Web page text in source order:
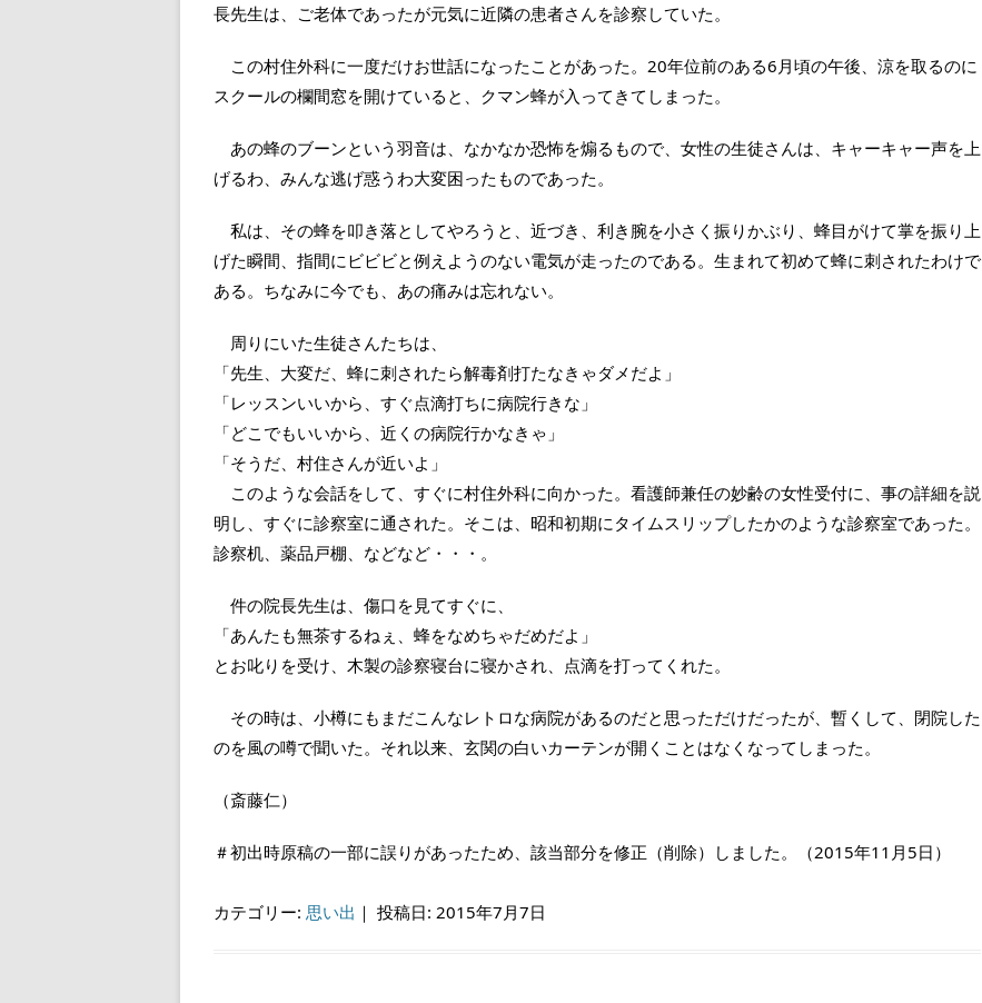
長先生は、ご老体であったが元気に近隣の患者さんを診察していた。
この村住外科に一度だけお世話になったことがあった。20年位前のある6月頃の午後、涼を取るのに
スクールの欄間窓を開けていると、クマン蜂が入ってきてしまった。
あの蜂のブーンという羽音は、なかなか恐怖を煽るもので、女性の生徒さんは、キャーキャー声を上
げるわ、みんな逃げ惑うわ大変困ったものであった。
私は、その蜂を叩き落としてやろうと、近づき、利き腕を小さく振りかぶり、蜂目がけて掌を振り上
げた瞬間、指間にビビビと例えようのない電気が走ったのである。生まれて初めて蜂に刺されたわけで
ある。ちなみに今でも、あの痛みは忘れない。
周りにいた生徒さんたちは、
「先生、大変だ、蜂に刺されたら解毒剤打たなきゃダメだよ」
「レッスンいいから、すぐ点滴打ちに病院行きな」
「どこでもいいから、近くの病院行かなきゃ」
「そうだ、村住さんが近いよ」
このような会話をして、すぐに村住外科に向かった。看護師兼任の妙齢の女性受付に、事の詳細を説
明し、すぐに診察室に通された。そこは、昭和初期にタイムスリップしたかのような診察室であった。
診察机、薬品戸棚、などなど・・・。
件の院長先生は、傷口を見てすぐに、
「あんたも無茶するねぇ、蜂をなめちゃだめだよ」
とお叱りを受け、木製の診察寝台に寝かされ、点滴を打ってくれた。
その時は、小樽にもまだこんなレトロな病院があるのだと思っただけだったが、暫くして、閉院した
のを風の噂で聞いた。それ以来、玄関の白いカーテンが開くことはなくなってしまった。
（斎藤仁）
＃初出時原稿の一部に誤りがあったため、該当部分を修正（削除）しました。（2015年11月5日）
カテゴリー: 思い出 ｜ 投稿日: 2015年7月7日